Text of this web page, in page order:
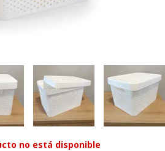
no está disponible